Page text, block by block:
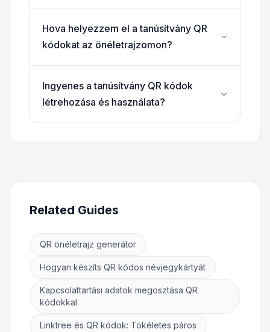
Hova helyezzem el a tanúsítvány QR
kódokat az önéletrajzomon?
Ingyenes a tanúsítvány QR kódok
létrehozása és használata?
Related Guides
QR önéletrajz generátor
Hogyan készíts QR kódos névjegykártyát
Kapcsolattartási adatok megosztása QR
kódokkal
Linktree és QR kódok: Tökéletes páros